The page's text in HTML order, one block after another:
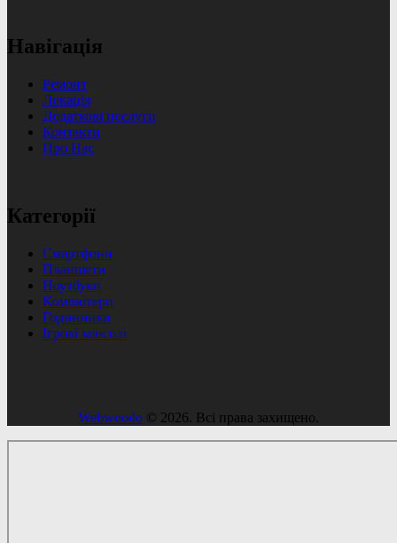
Навігація
Ремонт
Локація
Додаткові послуги
Контакти
Про Нас
Категорії
Смартфони
Планшети
Ноутбуки
Компютери
Годинники
Ігрові консолі
Webwoodo © 2026. Всі права захищено.